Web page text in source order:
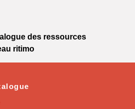
des ressources
ritimo